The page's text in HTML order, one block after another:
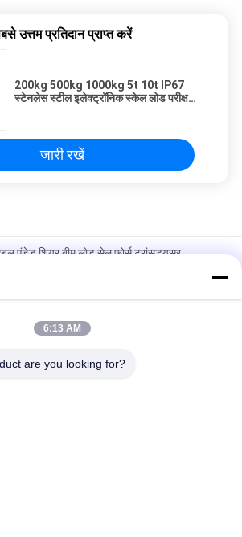
उत्तम प्रतिदान प्राप्त करें
200kg 500kg 1000kg 5t 10t IP67
स्टेनलेस स्टील इलेक्ट्रॉनिक स्केल लोड परीक्षक
जारी रखें
एंडेड शियर बीम लोड सेल फोर्स ट्रांसड्यूसर
स्केल के लिए 10ton लोड सेल - 20mA या 0 - 5V
लोड सेल फॉर प्रेशर सेंसर 4mA - 20mA / 0 - 5V
6:13 AM
are you looking for?